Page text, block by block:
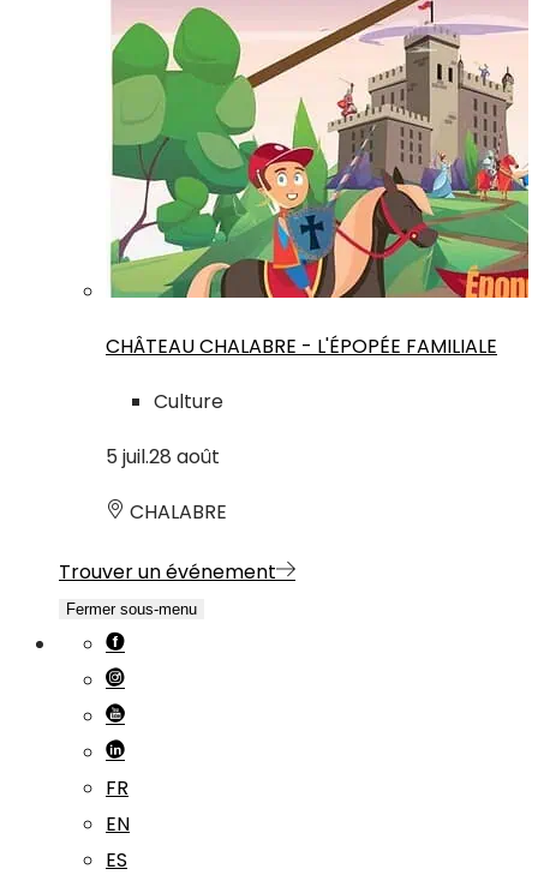
CHÂTEAU CHALABRE - L'ÉPOPÉE FAMILIALE
Culture
5 juil.28 août
CHALABRE
Trouver un événement
Fermer sous-menu
FR
EN
ES